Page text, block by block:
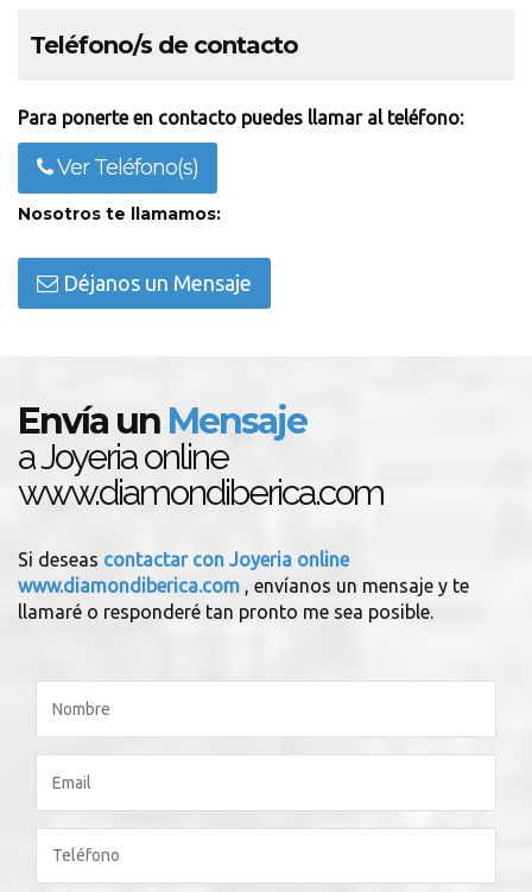
Teléfono/s de contacto
Para ponerte en contacto puedes llamar al teléfono:
Ver Teléfono(s)
Nosotros te llamamos:
Déjanos un Mensaje
Envía un Mensaje
a Joyeria online
www.diamondiberica.com
Si deseas contactar con Joyeria online
www.diamondiberica.com , envíanos un mensaje y te
llamaré o responderé tan pronto me sea posible.